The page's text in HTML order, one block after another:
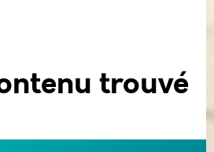
trouvé